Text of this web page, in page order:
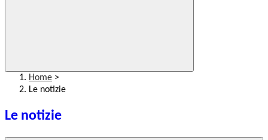
Home >
Le notizie
Le notizie